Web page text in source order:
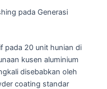
pada Generasi
pada 20 unit hunian di
kusen aluminium
disebabkan oleh
coating standar